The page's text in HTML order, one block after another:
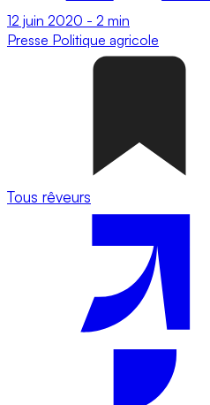
12 juin 2020 - 2 min
Presse Politique agricole
Tous rêveurs